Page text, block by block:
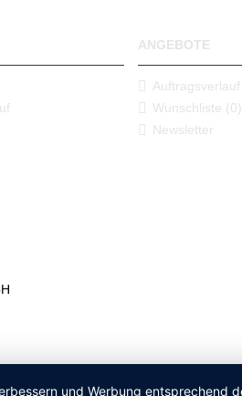
ANGEBOTE
Auftragsverlauf
Wunschliste (0)
Newsletter
und Werbung entsprechend